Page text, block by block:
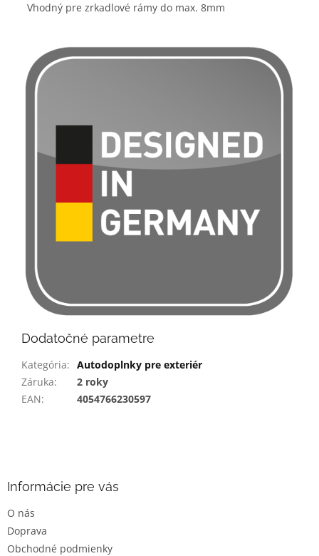
Vhodný pre zrkadlové rámy do max. 8mm
Dodatočné parametre
Kategória: Autodoplnky pre exteriér
Záruka:
2 roky
EAN: 4054766230597
Informácie pre vás
O nás
Doprava
Obchodné podmienky